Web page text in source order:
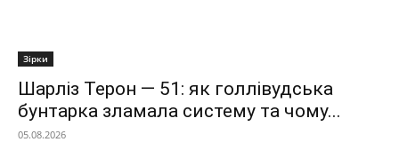
Зірки
Шарліз Терон — 51: як голлівудська
бунтарка зламала систему та чому...
05.08.2026